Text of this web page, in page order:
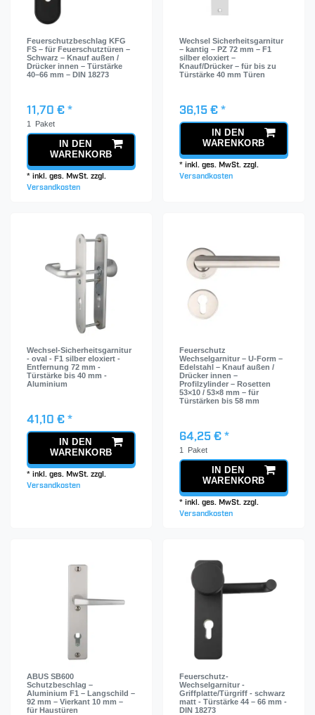
Feuerschutzbeschlag KFG
FS – für Feuerschutztüren –
Schwarz – Knauf außen /
Drücker innen – Türstärke
40–66 mm – DIN 18273
11,70 € *
1 Paket
IN DEN
WARENKORB
*inkl. ges. MwSt. zzgl.
Versandkosten
Wechsel Sicherheitsgarnitur
– kantig – PZ 72 mm – F1
silber eloxiert –
Knauf/Drücker – für bis zu
Türstärke 40 mm Türen
36,15 € *
IN DEN
WARENKORB
*inkl. ges. MwSt. zzgl.
Versandkosten
Wechsel-Sicherheitsgarnitur
- oval - F1 silber eloxiert -
Entfernung 72 mm -
Türstärke bis 40 mm -
Aluminium
41,10 € *
IN DEN
WARENKORB
*inkl. ges. MwSt. zzgl.
Versandkosten
Feuerschutz
Wechselgarnitur – U-Form –
Edelstahl – Knauf außen /
Drücker innen –
Profilzylinder – Rosetten
53×10 / 53×8 mm – für
Türstärken bis 58 mm
64,25 € *
1 Paket
IN DEN
WARENKORB
*inkl. ges. MwSt. zzgl.
Versandkosten
ABUS SB600
Schutzbeschlag –
Aluminium F1 – Langschild –
92 mm – Vierkant 10 mm –
für Haustüren
Feuerschutz-
Wechselgarnitur -
Griffplatte/Türgriff - schwarz
matt - Türstärke 44 – 66 mm -
DIN 18273